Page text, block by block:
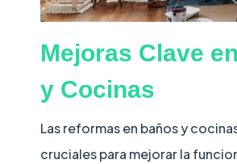
Mejoras Clave
y Cocinas
Las reformas en baños y
cruciales para mejorar la